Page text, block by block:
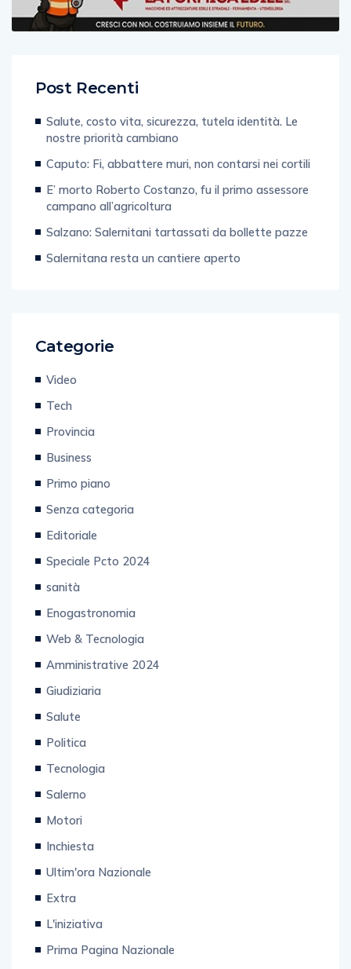
nostre priorità cambiano
Caputo: Fi, abbattere muri, non contarsi nei cortili
E’ morto Roberto Costanzo, fu il primo assessore
campano all’agricoltura
Salzano: Salernitani tartassati da bollette pazze
Salernitana resta un cantiere aperto
Tech
Provincia
Business
Primo piano
Senza categoria
Editoriale
Speciale Pcto 2024
sanità
Enogastronomia
Web & Tecnologia
Amministrative 2024
Giudiziaria
Salute
Politica
Tecnologia
Salerno
Motori
Inchiesta
Ultim'ora Nazionale
Extra
L'iniziativa
Prima Pagina Nazionale
Ultimora